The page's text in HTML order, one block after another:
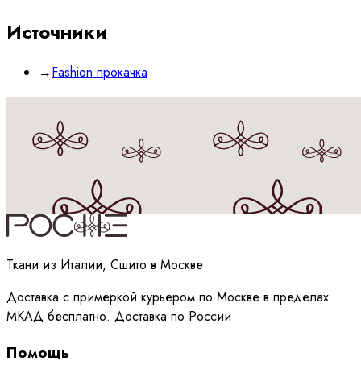
Источники
→Fashion прокачка
Принимаюполитикуобработки данных
Ткани из Италии, Сшито в Москве
Доставка с примеркой курьером по Москве в пределах
МКАД бесплатно. Доставка по России
Помощь